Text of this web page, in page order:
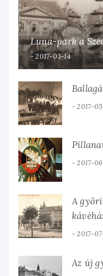
Luna-park a
2017-03-14
2017-
2017-
A
2017-
Az új